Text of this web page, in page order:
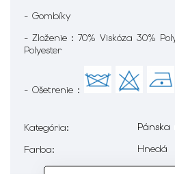
- Gombíky
- Zloženie : 70% Viskóza 30%
Polyester
- Ošetrenie :
Kategória:
Pánska
Farba: Hnedá